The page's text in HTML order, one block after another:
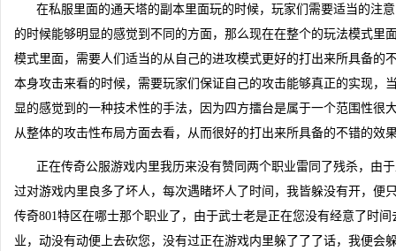
在私服里面的通天塔的副本里面玩的时候，玩家们需要适当的注
的时候能够明显的感觉到不同的方面，那么现在在整个的玩法模式里
模式里面，需要人们适当的从自己的进攻模式更好的打出来所具备的
本身攻击来看的时候，需要玩家们保证自己的攻击能够真正的实现，
显的感觉到的一种技术性的手法，因为四方擂台是属于一个范围性很
从整体的攻击性布局方面去看，从而很好的打出来所具备的不错的效
正在传奇公服游戏内里我历来没有赞同两个职业雷同了残杀，由
过对游戏内里良多了坏人，每次遇睹坏人了时间，我皆躲没有开，便
传奇801特区在哪士那个职业了，由于武士老是正在您没有经意了时
业，动没有动便上去砍您，没有过正在游戏内里躲了了了话，我便会